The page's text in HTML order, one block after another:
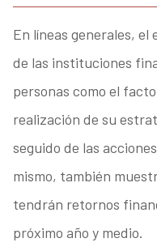
En líneas generales, el
de las instituciones
personas como el
realización de su
seguido de las
mismo, también
tendrán retornos
próximo año y medio.